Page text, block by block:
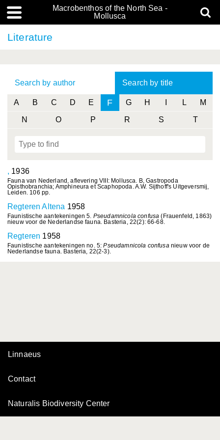
Macrobenthos of the North Sea -
Mollusca
Literature
Search by author Search by title
A B C D E F G H L M
N O P R S T
, 1936
Fauna van Nederland, aflevering VIII: Mollusca. B, Gastropoda
Opisthobranchia; Amphineura et Scaphopoda. A.W. Sijthoff's Uitgeversmij,
Leiden. 106 pp.
Regteren Altena 1958
Faunistische aantekeningen 5. Pseudamnicola confusa (Frauenfeld, 1863)
nieuw voor de Nederlandse fauna. Basteria, 22(2): 66-68.
Regteren 1958
Faunistische aantekeningen no. 5:Pseudamnicola confusanieuw voor de
Nederlandse fauna. Basteria, 22(2-3).
Linnaeus
Contact
Naturalis Biodiversity Center